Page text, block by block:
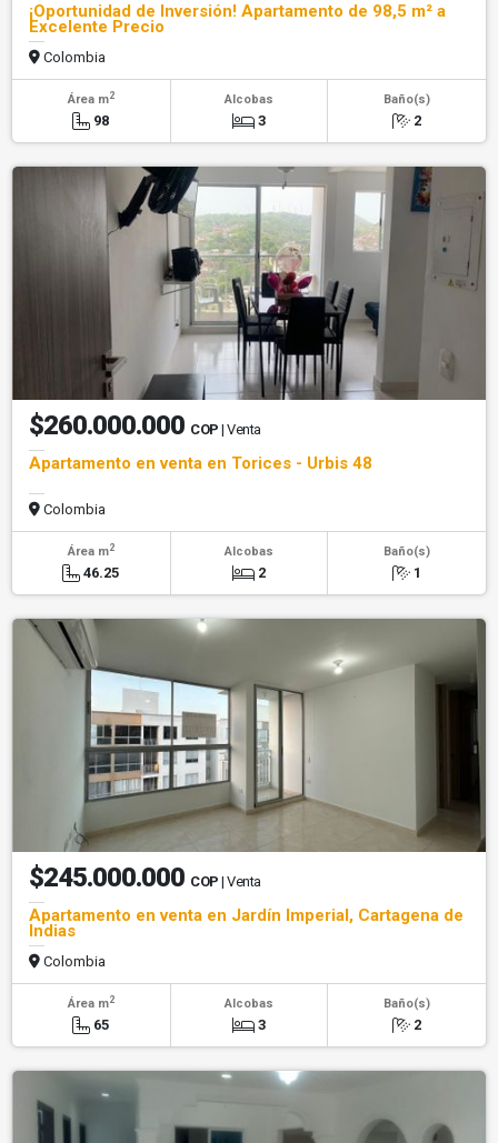
¡Oportunidad de Inversión! Apartamento de 98,5 m² a
Excelente Precio
Colombia
Área m2
98
Alcobas
3
Baño(s)
2
$260.000.000 COP | Venta
Apartamento en venta en Torices - Urbis 48
Colombia
Área m2
46.25
Alcobas
2
Baño(s)
1
$245.000.000 COP | Venta
Apartamento en venta en Jardín Imperial, Cartagena de
Indias
Colombia
Área m2
65
Alcobas
3
Baño(s)
2